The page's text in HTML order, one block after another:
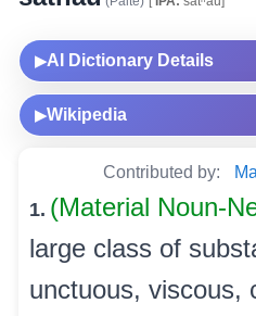
▶AI Dictionary Details
▶Wikipedia
Contributed by:
1. (Material Noun-
large class of
unctuous, viscous,